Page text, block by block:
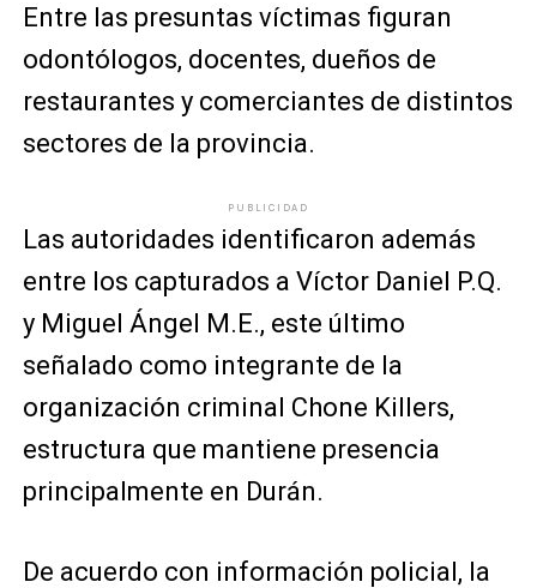
Entre las presuntas víctimas figuran
odontólogos, docentes, dueños de
restaurantes y comerciantes de distintos
sectores de la provincia.
PUBLICIDAD
Las autoridades identificaron además
entre los capturados a Víctor Daniel P.Q.
y Miguel Ángel M.E., este último
señalado como integrante de la
organización criminal Chone Killers,
estructura que mantiene presencia
principalmente en Durán.
De acuerdo con información policial, la